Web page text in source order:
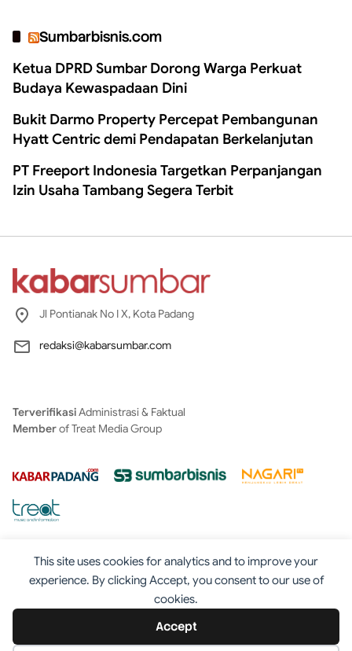
This site uses cookies for analytics and to improve your
experience. By clicking Accept, you consent to our use of
cookies.
Accept
Sumbarbisnis.com
Ketua DPRD Sumbar Dorong Warga Perkuat
Budaya Kewaspadaan Dini
Bukit Darmo Property Percepat Pembangunan
Hyatt Centric demi Pendapatan Berkelanjutan
PT Freeport Indonesia Targetkan Perpanjangan
Izin Usaha Tambang Segera Terbit
Jl Pontianak No I X, Kota Padang
redaksi@kabarsumbar.com
TerverifikasiAdministrasi & Faktual
Memberof Treat Media Group
Tentang Redaksi Kontak Disclaimer
Iklan